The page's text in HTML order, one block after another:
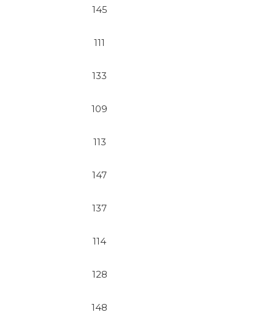
145
111
133
109
113
147
137
114
128
148